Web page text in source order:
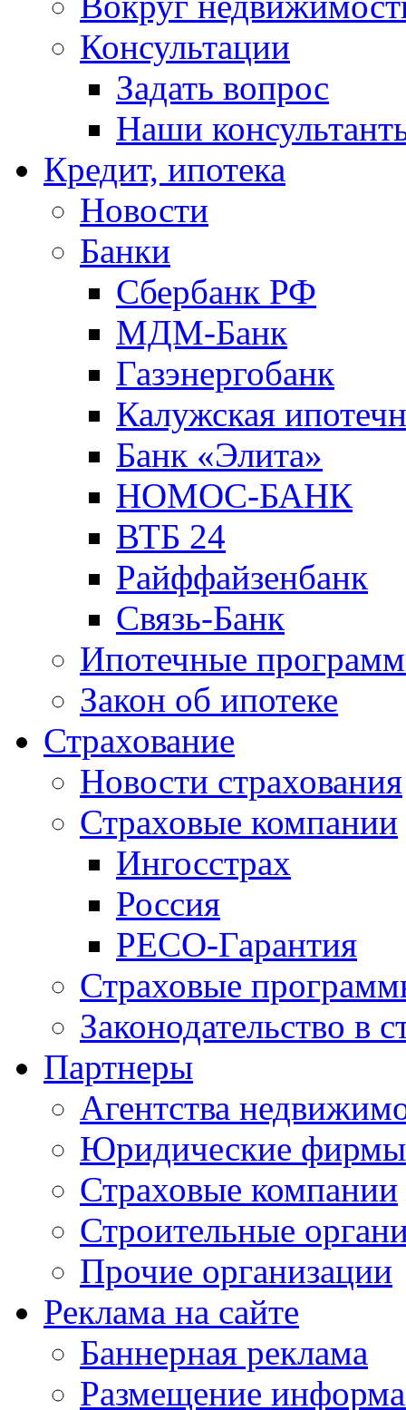
Консультации
Задать вопрос
Наши
Кредит, ипотека
Новости
Банки
Сбербанк РФ
МДМ-Банк
Газэнергобанк
Калужская
Банк «Элита»
НОМОС-БАНК
ВТБ 24
Райффайзенбанк
Связь-Банк
Ипотечные
Закон об ипотеке
Страхование
Новости страхования
Страховые компании
Ингосстрах
Россия
РЕСО-Гарантия
Страховые
Законодательство в
Партнеры
Агентства
Юридические фирмы
Страховые компании
Строительные
Прочие организации
Реклама на сайте
Баннерная реклама
Размещение